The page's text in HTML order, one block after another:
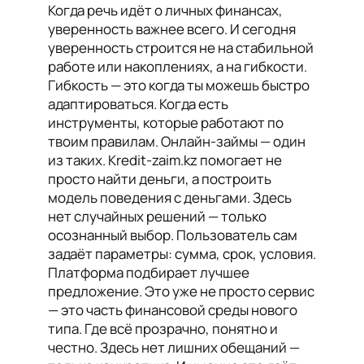
Когда речь идёт о личных финансах,
уверенность важнее всего. И сегодня
уверенность строится не на стабильной
работе или накоплениях, а на гибкости.
Гибкость — это когда ты можешь быстро
адаптироваться. Когда есть
инструменты, которые работают по
твоим правилам. Онлайн-займы — один
из таких. Kredit-zaim.kz помогает не
просто найти деньги, а построить
модель поведения с деньгами. Здесь
нет случайных решений — только
осознанный выбор. Пользователь сам
задаёт параметры: сумма, срок, условия.
Платформа подбирает лучшее
предложение. Это уже не просто сервис
— это часть финансовой среды нового
типа. Где всё прозрачно, понятно и
честно. Здесь нет лишних обещаний —